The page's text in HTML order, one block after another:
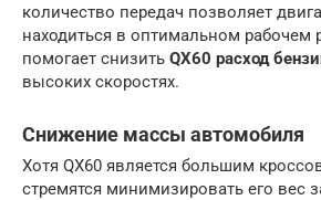
количество передач позволяет
находиться в оптимальном рабочем
помогает снизить QX60 расход
высоких скоростях.
Снижение массы автомобиля
Хотя QX60 является большим
стремятся минимизировать его вес